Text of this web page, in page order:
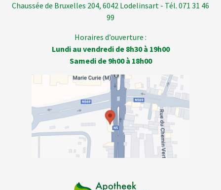
Chaussée de Bruxelles 204, 6042 Lodelinsart - Tél. 071 31 46
99
Horaires d’ouverture :
Lundi au vendredi de 8h30 à 19h00
Samedi de 9h00 à 18h00